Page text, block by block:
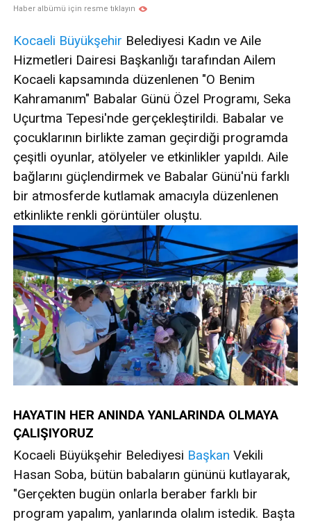
Haber albümü için resme tıklayın
Kocaeli Büyükşehir Belediyesi Kadın ve Aile
Hizmetleri Dairesi Başkanlığı tarafından Ailem
Kocaeli kapsamında düzenlenen "O Benim
Kahramanım" Babalar Günü Özel Programı, Seka
Uçurtma Tepesi'nde gerçekleştirildi. Babalar ve
çocuklarının birlikte zaman geçirdiği programda
çeşitli oyunlar, atölyeler ve etkinlikler yapıldı. Aile
bağlarını güçlendirmek ve Babalar Günü'nü farklı
bir atmosferde kutlamak amacıyla düzenlenen
etkinlikte renkli görüntüler oluştu.
HAYATIN HER ANINDA YANLARINDA OLMAYA
ÇALIŞIYORUZ
Kocaeli Büyükşehir Belediyesi Başkan Vekili
Hasan Soba, bütün babaların gününü kutlayarak,
"Gerçekten bugün onlarla beraber farklı bir
program yapalım, yanlarında olalım istedik. Başta